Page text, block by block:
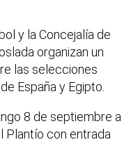
y la Concejalía de
organizan un
las selecciones
España y Egipto.
8 de septiembre a
Plantío con entrada